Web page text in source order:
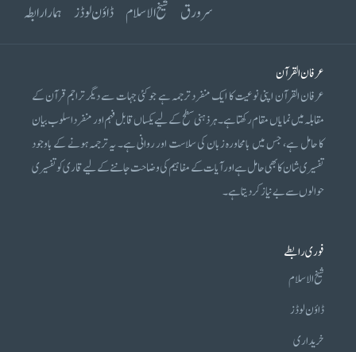
سرورق شیخ الاسلام ڈاؤن لوڈز ہمارا رابطہ
عرفان القرآن
عرفان القرآن اپنی نوعیت کا ایک منفرد ترجمہ ہے جو کئی جہات سے دیگر تراجم قرآن کے
مقابلہ میں نمایاں مقام رکھتا ہے۔ ہر ذہنی سطح کے لیے یکساں قابل فہم اور منفرد اسلوب بیان
کا حامل ہے، جس میں بامحاورہ زبان کی سلاست اور روانی ہے۔ یہ ترجمہ ہونے کے باوجود
تفسیری شان کا بھی حامل ہے اور آیات کے مفاہیم کی وضاحت جاننے کے لیے قاری کو تفسیری
حوالوں سے بے نیاز کر دیتا ہے۔
فوری رابطے
شیخ الاسلام
ڈاؤن لوڈز
خریداری